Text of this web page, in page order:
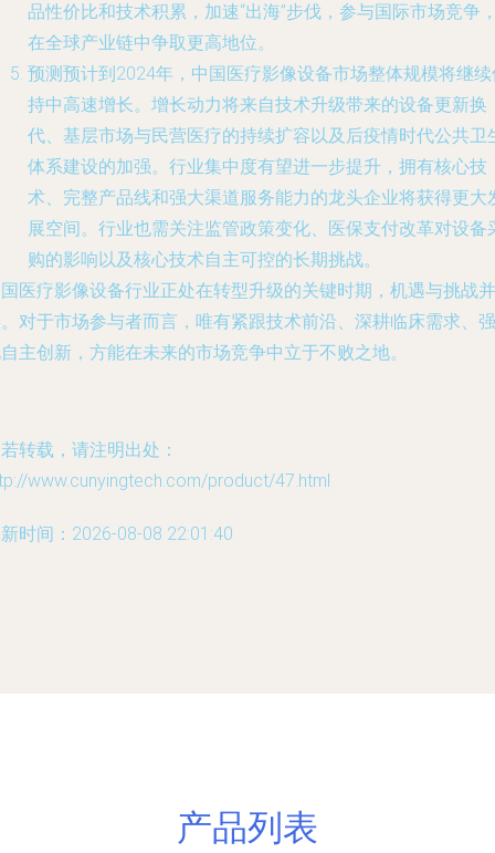
品性价比和技术积累，加速“出海”步伐，参与国际市场竞争
在全球产业链中争取更高地位。
预测预计到2024年，中国医疗影像设备市场整体规模将继
持中高速增长。增长动力将来自技术升级带来的设备更新换
代、基层市场与民营医疗的持续扩容以及后疫情时代公共卫
体系建设的加强。行业集中度有望进一步提升，拥有核心技
术、完整产品线和强大渠道服务能力的龙头企业将获得更大
展空间。行业也需关注监管政策变化、医保支付改革对设备
购的影响以及核心技术自主可控的长期挑战。
医疗影像设备行业正处在转型升级的关键时期，机遇与挑战并
对于市场参与者而言，唯有紧跟技术前沿、深耕临床需求、强
主创新，方能在未来的市场竞争中立于不败之地。
转载，请注明出处：
www.cunyingtech.com/product/47.html
时间：2026-08-08 22:01:40
产品列表